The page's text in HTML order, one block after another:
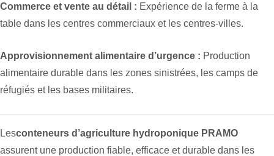
Commerce et vente au détail : Expérience de la ferme à la
table dans les centres commerciaux et les centres-villes.
Approvisionnement alimentaire d’urgence : Production
alimentaire durable dans les zones sinistrées, les camps de
réfugiés et les bases militaires.
Lesconteneurs d’agriculture hydroponique PRAMO
assurent une production fiable, efficace et durable dans les